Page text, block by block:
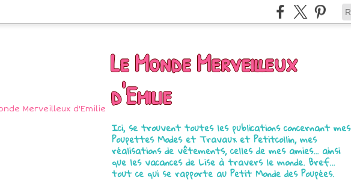
Le Monde Merveilleux
d'Emilie
Ici, se trouvent toutes les publications concernant mes
Poupettes Modes et Travaux et Petitcollin, mes
réalisations de vêtements, celles de mes amies... ainsi
que les vacances de Lise à travers le monde. Bref...
tout ce qui se rapporte au Petit Monde des Poupées.